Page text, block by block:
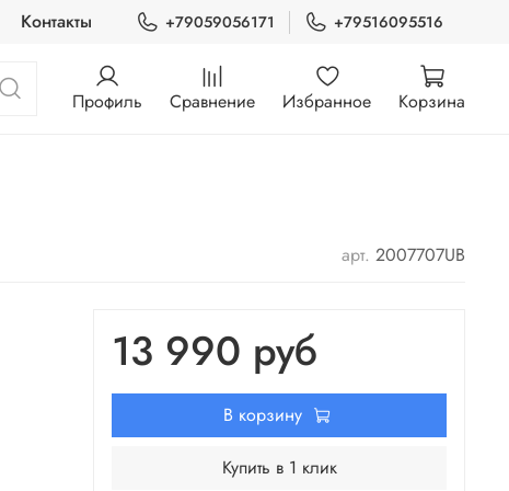
Контакты +79059056171 +79516095516
Профиль Сравнение Избранное Корзина
арт. 2007707UB
13 990 руб
В корзину
Купить в 1 клик